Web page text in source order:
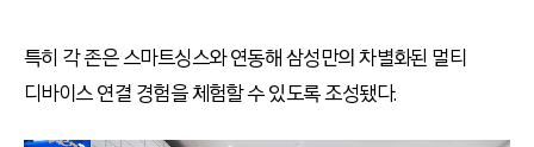
특히 각 존은 스마트싱스와 연동해 삼성만의 차별화된 멀티
디바이스 연결 경험을 체험할 수 있도록 조성됐다.